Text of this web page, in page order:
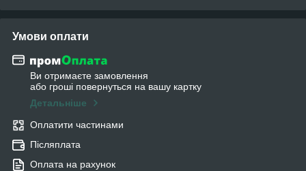
Умови оплати
Ви отримаєте замовлення
або гроші повернуться на вашу картку
Детальніше
Оплатити частинами
Післяплата
Оплата на рахунок